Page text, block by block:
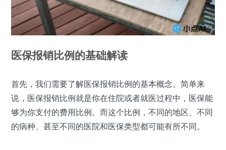
医保报销比例的基础解读
首先，我们需要了解医保报销比例的基本概念。简单来
说，医保报销比例就是你在住院或者就医过程中，医保能
够为你支付的费用比例。而这个比例，不同的地区、不同
的病种、甚至不同的医院和医保类型都可能有所不同。